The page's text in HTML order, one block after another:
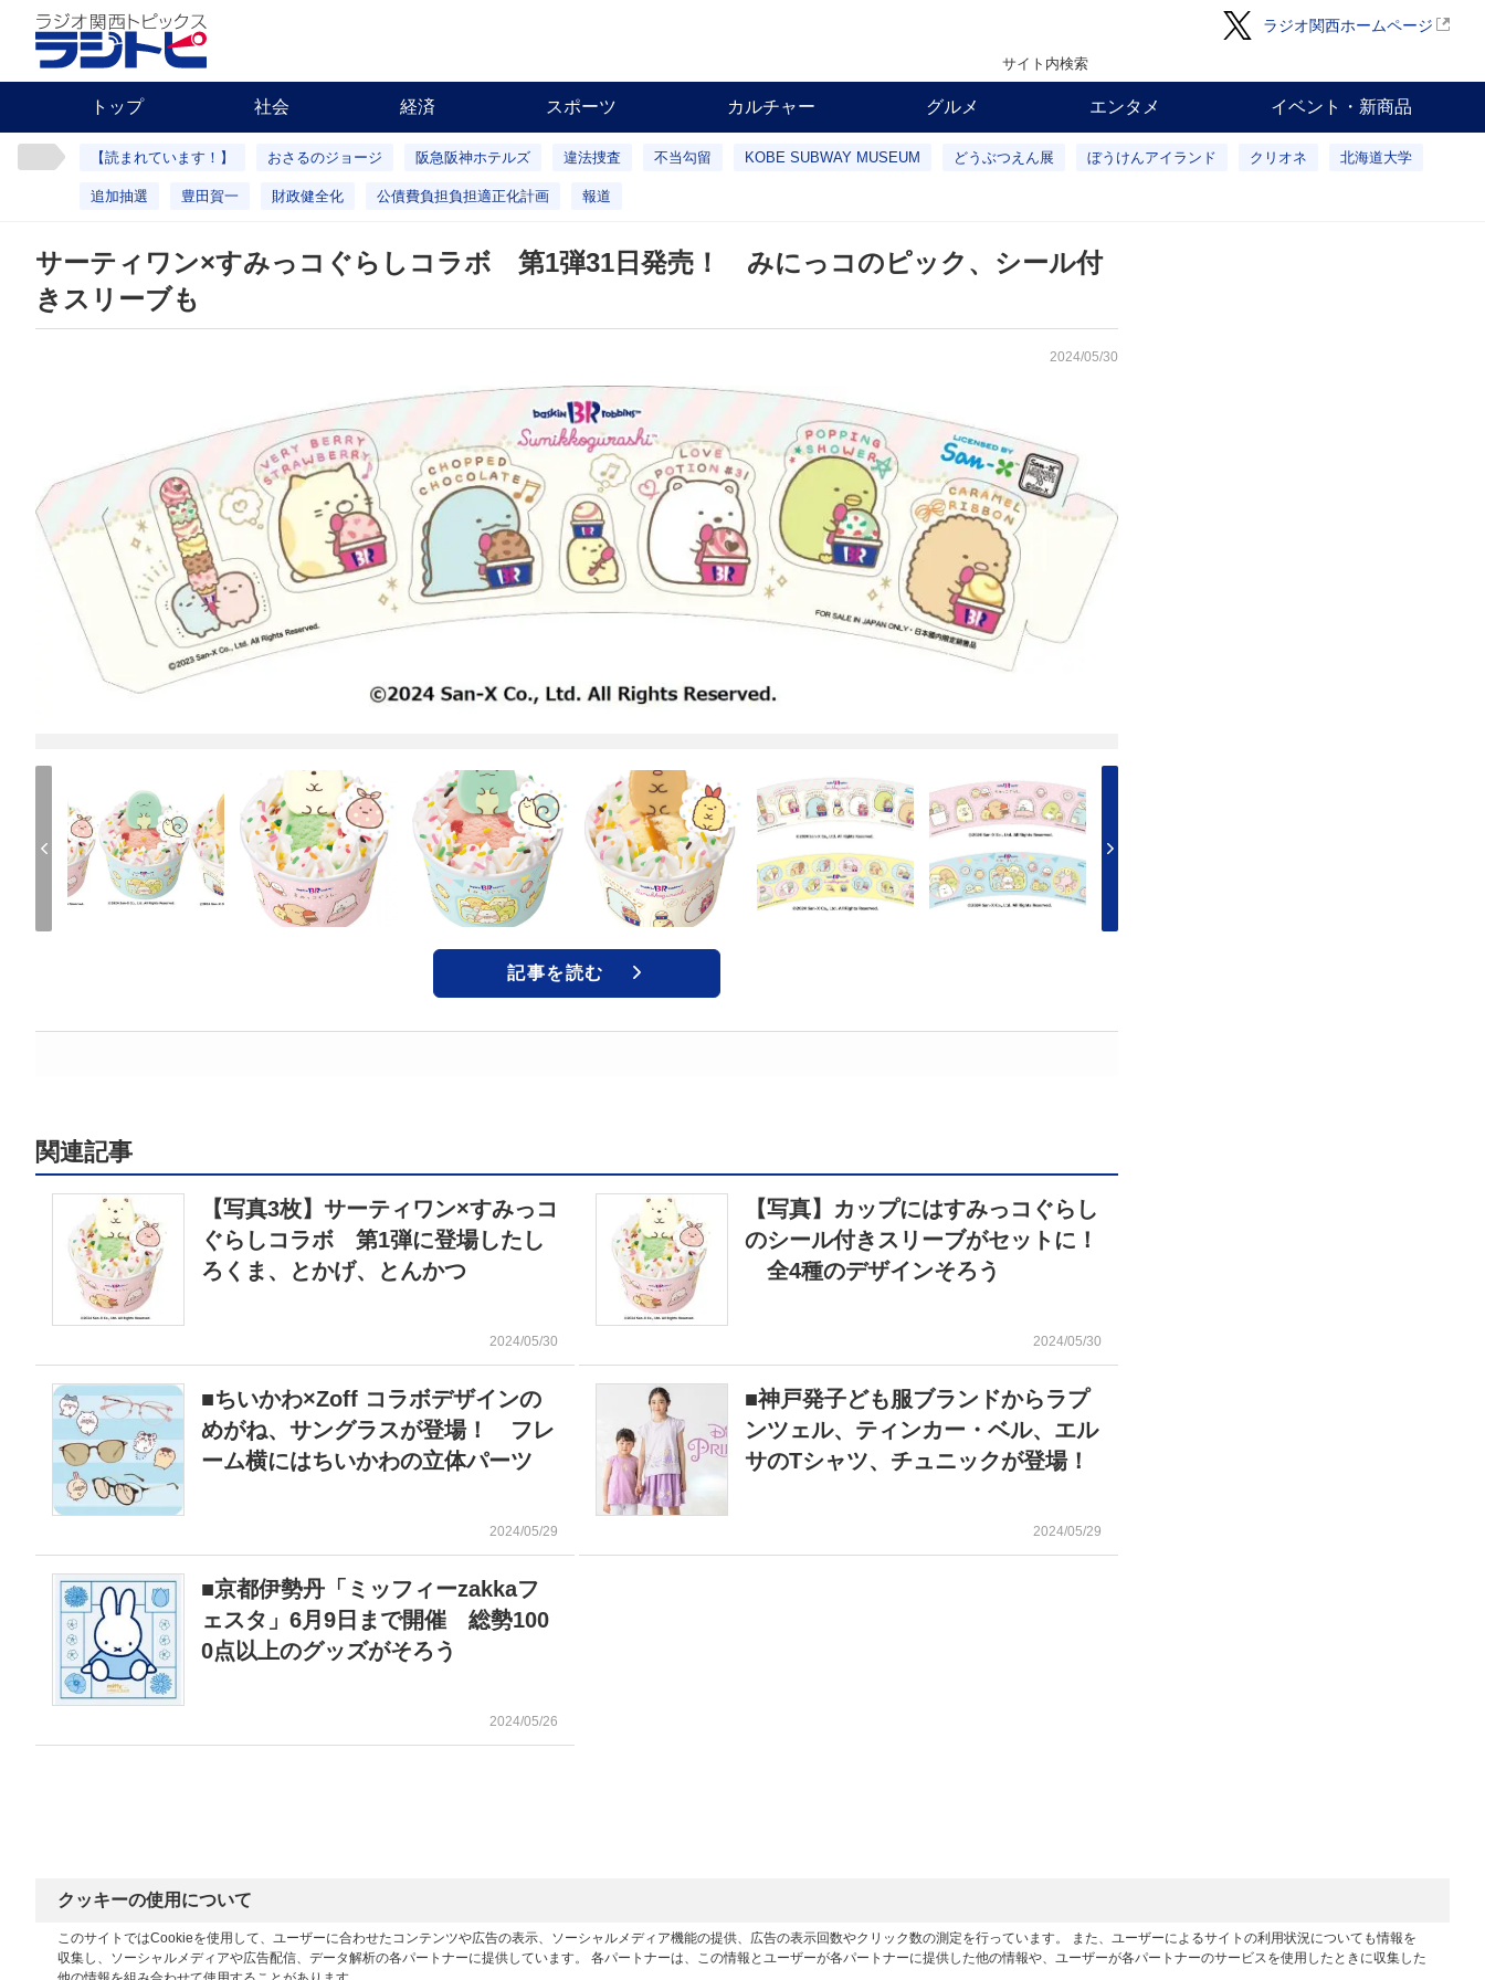
ラジオ関西ホームページ
サイト内検索
トップ 社会 経済 スポーツ カルチャー グルメ エンタメ イベント・新商品
【読まれています！】 おさるのジョージ 阪急阪神ホテルズ 違法捜査 不当勾留 KOBE SUBWAY MUSEUM どうぶつえん展 ぼうけんアイランド クリオネ 北海道大学
追加抽選 豊田賀一 財政健全化 公債費負担負担適正化計画 報道
サーティワン×すみっコぐらしコラボ 第1弾31日発売！ みにっコのピック、シール付
きスリーブも
2024/05/30
記事を読む
関連記事
【写真3枚】サーティワン×すみっコ
ぐらしコラボ 第1弾に登場したし
ろくま、とかげ、とんかつ
2024/05/30
【写真】カップにはすみっコぐらし
のシール付きスリーブがセットに！
全4種のデザインそろう
2024/05/30
■ちいかわ×Zoff コラボデザインの
めがね、サングラスが登場！ フレ
ーム横にはちいかわの立体パーツ
2024/05/29
■神戸発子ども服ブランドからラプ
ンツェル、ティンカー・ベル、エル
サのTシャツ、チュニックが登場！
2024/05/29
■京都伊勢丹「ミッフィーzakkaフ
ェスタ」6月9日まで開催 総勢100
0点以上のグッズがそろう
2024/05/26
クッキーの使用について
このサイトではCookieを使用して、ユーザーに合わせたコンテンツや広告の表示、ソーシャルメディア機能の提供、広告の表示回数やクリック数の測定を行っています。 また、ユーザーによるサイトの利用状況についても情報を
収集し、ソーシャルメディアや広告配信、データ解析の各パートナーに提供しています。 各パートナーは、この情報とユーザーが各パートナーに提供した他の情報や、ユーザーが各パートナーのサービスを使用したときに収集した